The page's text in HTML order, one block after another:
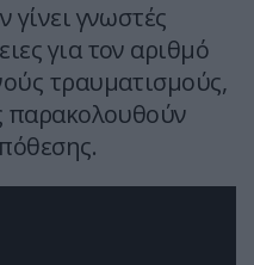
γίνει γνωστές
για τον αριθμό
τραυματισμούς,
παρακολουθούν